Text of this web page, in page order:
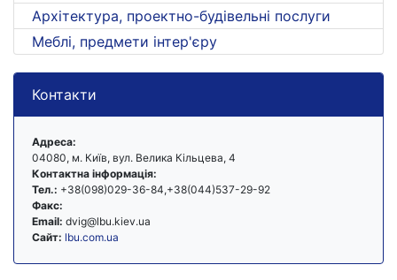
Архітектура, проектно-будівельні послуги
Меблі, предмети інтер'єру
Контакти
Адреса:
04080, м. Київ, вул. Велика Кільцева, 4
Контактна інформація:
Тел.: +38(098)029-36-84,+38(044)537-29-92
Факс:
Email: dvig@lbu.kiev.ua
Сайт: lbu.com.ua